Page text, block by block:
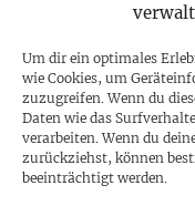
Um dir ein optimales
wie Cookies, um
zuzugreifen. Wenn du
Daten wie das
verarbeiten. Wenn du
zurückziehst, können
beeinträchtigt werden.
Impressum
SPENDEN
Datenschutz